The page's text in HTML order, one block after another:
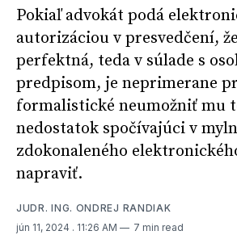
Pokiaľ advokát podá
autorizáciou v presvedčení,
perfektná, teda v súlade s
predpisom, je neprimerane
formalistické neumožniť mu
nedostatok spočívajúci v
zdokonaleného
napraviť.
JUDR. ING. ONDREJ RANDIAK
jún 11, 2024 . 11:26 AM 7 min read